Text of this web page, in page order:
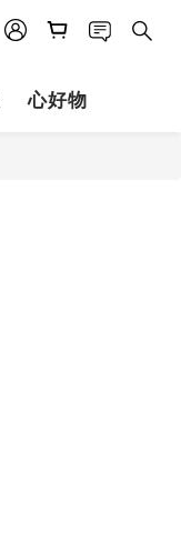
心好物